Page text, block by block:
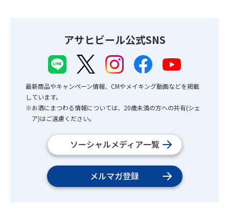
アサヒビール公式SNS
最新商品やキャンペーン情報、CMやメイキング動画などを掲載
しています。
※お酒にまつわる情報については、20歳未満の方への共有(シェ
ア)はご遠慮ください。
ソーシャルメディア一覧
メルマガ登録